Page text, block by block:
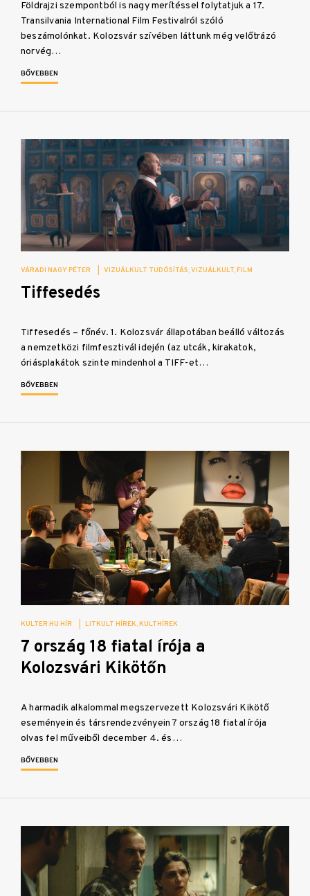
Földrajzi szempontból is nagy merítéssel folytatjuk a 17.
Transilvania International Film Festivalról szóló
beszámolónkat. Kolozsvár szívében láttunk még velőtrázó
norvég…
BŐVEBBEN
VÁRADI NAGY PÉTER VIZUÁLKULT TUDÓSÍTÁS VIZUÁLKULT FILM
Tiffesedés
Tiffesedés – főnév. 1. Kolozsvár állapotában beálló változás
a nemzetközi filmfesztivál idején (az utcák, kirakatok,
óriásplakátok szinte mindenhol a TIFF-et…
BŐVEBBEN
KULTER.HU HÍR LITKULT HÍREK KULTHÍREK
7 ország 18 fiatal írója a
Kolozsvári Kikötőn
A harmadik alkalommal megszervezett Kolozsvári Kikötő
eseményein és társrendezvényein 7 ország 18 fiatal írója
olvas fel műveiből december 4. és…
BŐVEBBEN